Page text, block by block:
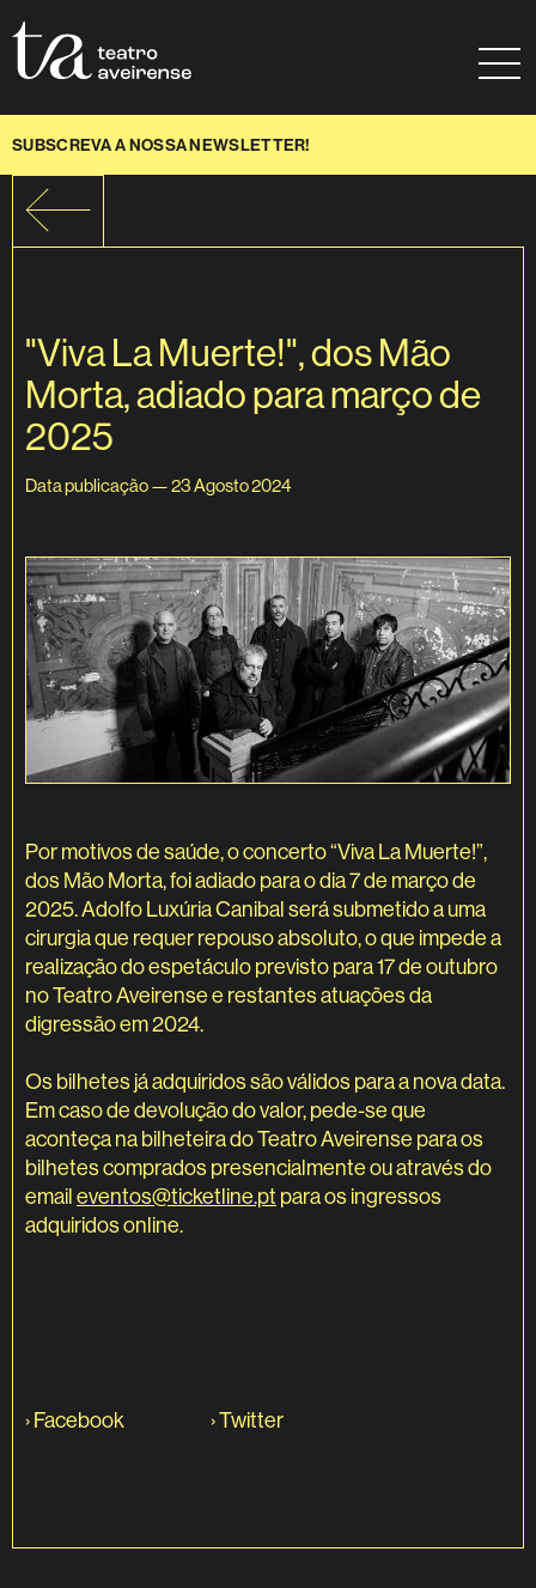
SUBSCREVA A NOSSA NEWSLETTER!
"Viva La Muerte!", dos Mão
Morta, adiado para março de
2025
Data publicação — 23 Agosto 2024
Por motivos de saúde, o concerto “Viva La Muerte!”,
dos Mão Morta, foi adiado para o dia 7 de março de
2025. Adolfo Luxúria Canibal será submetido a uma
cirurgia que requer repouso absoluto, o que impede a
realização do espetáculo previsto para 17 de outubro
no Teatro Aveirense e restantes atuações da
digressão em 2024.
Os bilhetes já adquiridos são válidos para a nova data.
Em caso de devolução do valor, pede-se que
aconteça na bilheteira do Teatro Aveirense para os
bilhetes comprados presencialmente ou através do
emaileventos@ticketline.pt para os ingressos
adquiridos online.
›Facebook ›Twitter